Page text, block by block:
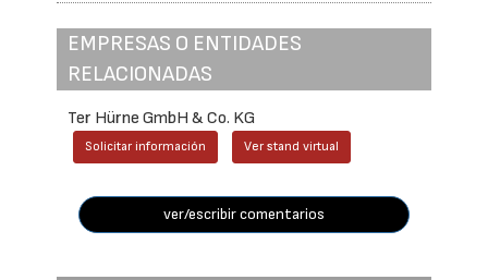
EMPRESAS O ENTIDADES
RELACIONADAS
Ter Hürne GmbH & Co. KG
Solicitar información Ver stand virtual
ver/escribir comentarios